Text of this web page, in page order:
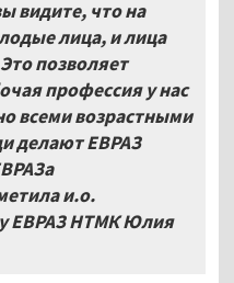
видите, что на
лица, и лица
позволяет
профессия у нас
всеми возрастными
делают ЕВРАЗ
и.о.
ЕВРАЗ НТМК Юлия